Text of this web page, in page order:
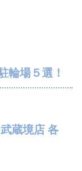
輪場５選！
蔵境店 各